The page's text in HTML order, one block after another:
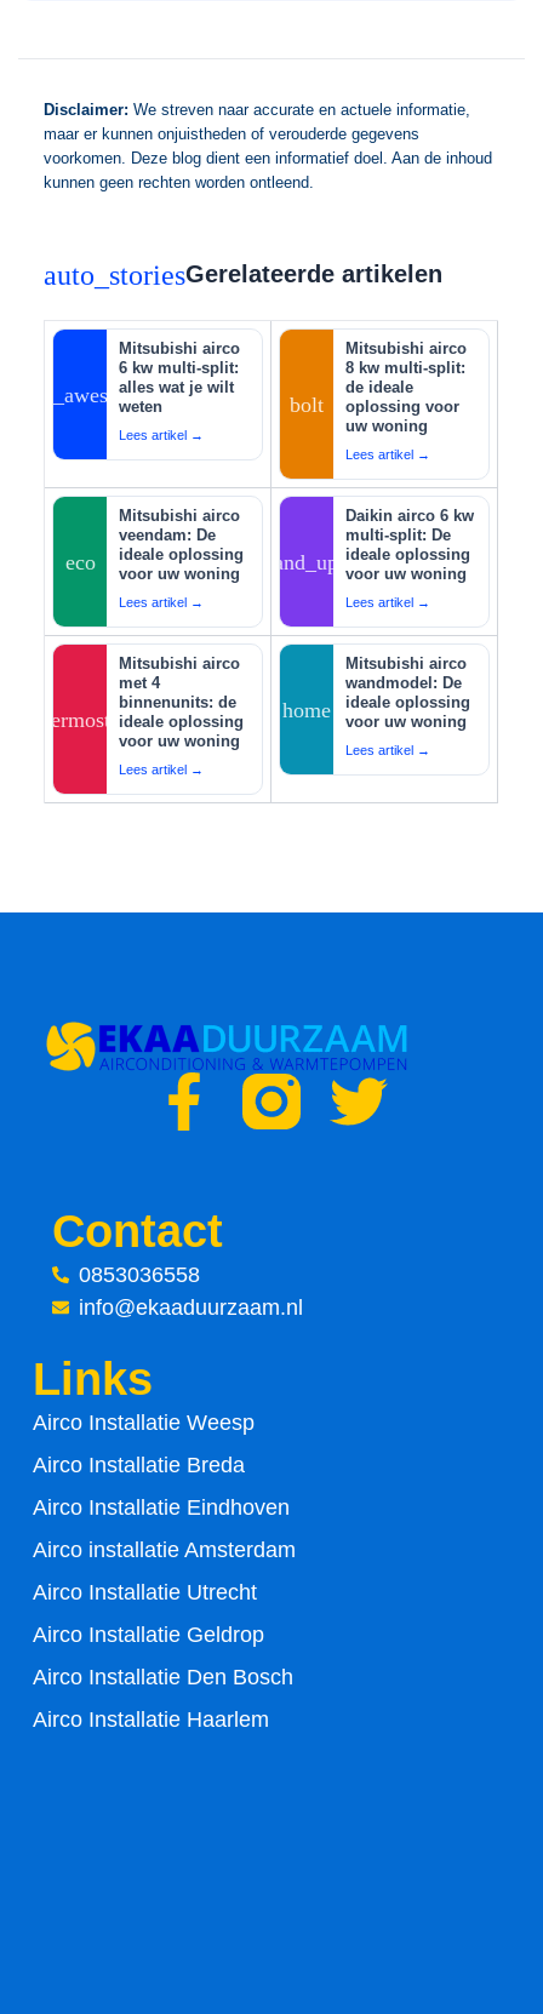
Disclaimer: We streven naar accurate en actuele informatie,
maar er kunnen onjuistheden of verouderde gegevens
voorkomen. Deze blog dient een informatief doel. Aan de inhoud
kunnen geen rechten worden ontleend.
auto_storiesGerelateerde artikelen
auto_awesome
Mitsubishi airco
6 kw multi-split:
alles wat je wilt
weten
Lees artikel →
bolt
Mitsubishi airco
8 kw multi-split:
de ideale
oplossing voor
uw woning
Lees artikel →
eco
Mitsubishi airco
veendam: De
ideale oplossing
voor uw woning
Lees artikel →
tips_and_updates
Daikin airco 6 kw
multi-split: De
ideale oplossing
voor uw woning
Lees artikel →
thermostat
Mitsubishi airco
met 4
binnenunits: de
ideale oplossing
voor uw woning
Lees artikel →
home
Mitsubishi airco
wandmodel: De
ideale oplossing
voor uw woning
Lees artikel →
F
c
e
b
o
k
-
f
T
Contact
0853036558
info@ekaaduurzaam.nl
Links
Airco Installatie Weesp
Airco Installatie Breda
Airco Installatie Eindhoven
Airco installatie Amsterdam
Airco Installatie Utrecht
Airco Installatie Geldrop
Airco Installatie Den Bosch
Airco Installatie Haarlem